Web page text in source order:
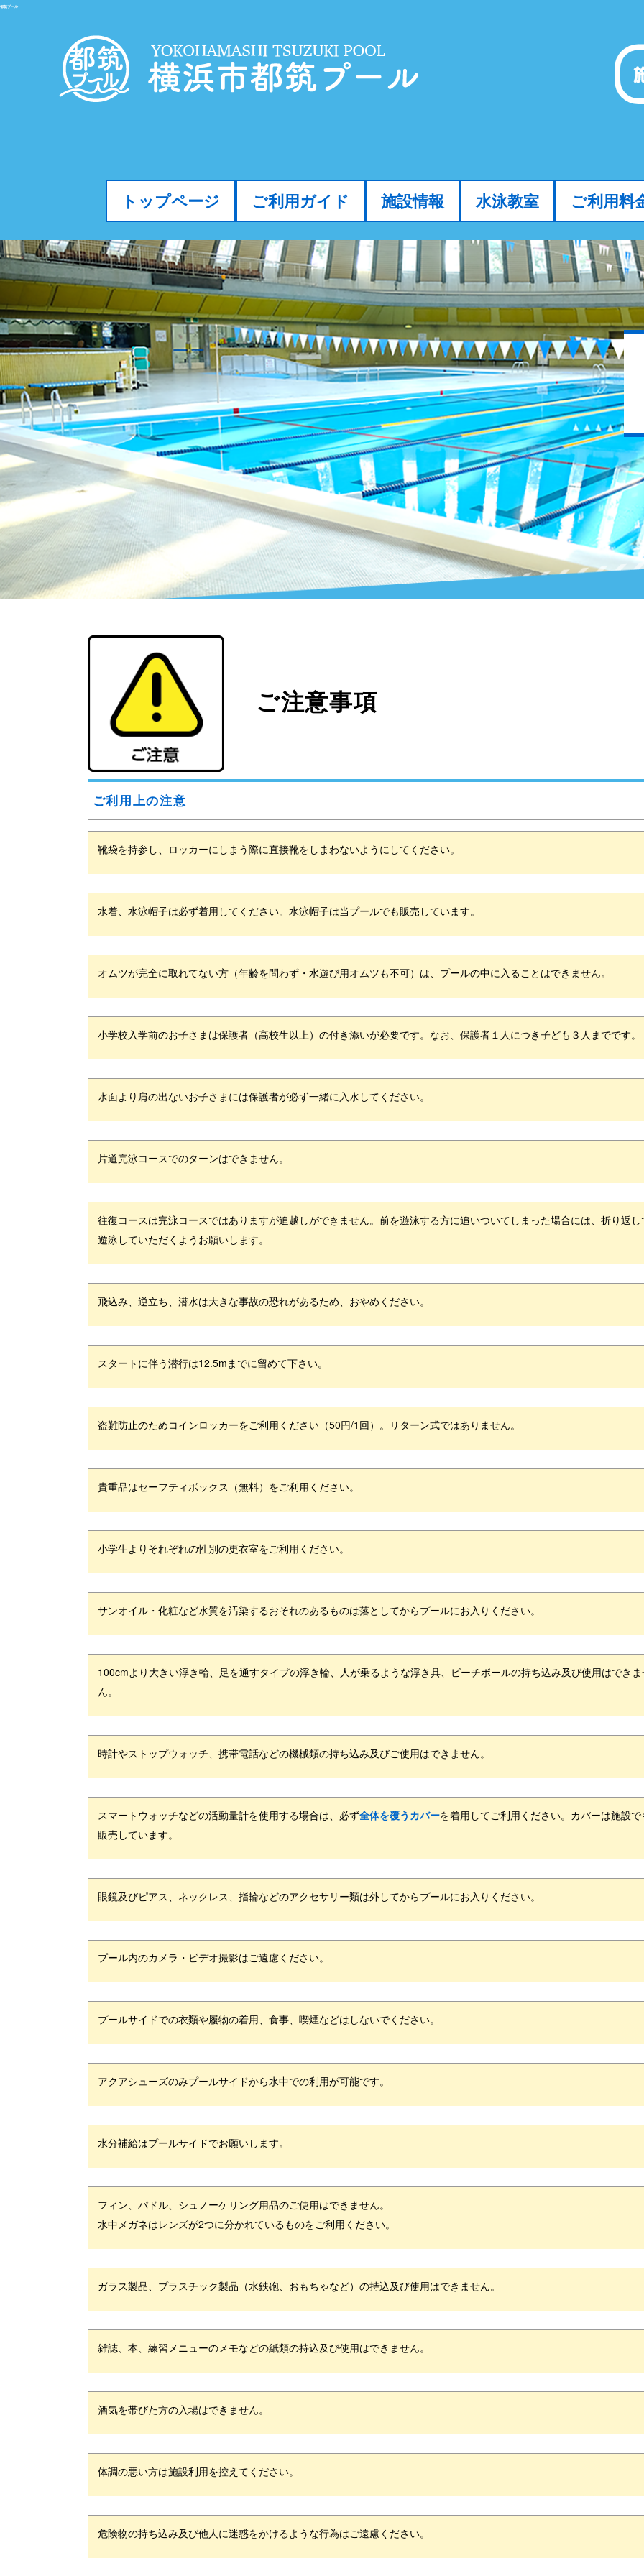
都筑プール
トップページ ご利用ガイド 施設情報 水泳教室 ご利用料
ご注意事項
ご利用上の注意
靴袋を持参し、ロッカーにしまう際に直接靴をしまわないようにしてください。
水着、水泳帽子は必ず着用してください。水泳帽子は当プールでも販売しています。
オムツが完全に取れてない方（年齢を問わず・水遊び用オムツも不可）は、プールの中に入ることはできません。
小学校入学前のお子さまは保護者（高校生以上）の付き添いが必要です。なお、保護者１人につき子ども３人までです。
水面より肩の出ないお子さまには保護者が必ず一緒に入水してください。
片道完泳コースでのターンはできません。
往復コースは完泳コースではありますが追越しができません。前を遊泳する方に追いついてしまった場合には、折り返し
遊泳していただくようお願いします。
飛込み、逆立ち、潜水は大きな事故の恐れがあるため、おやめください。
スタートに伴う潜行は12.5mまでに留めて下さい。
盗難防止のためコインロッカーをご利用ください（50円/1回）。 リターン式ではありません。
貴重品はセーフティボックス（無料）をご利用ください。
小学生よりそれぞれの性別の更衣室をご利用ください。
サンオイル・化粧など水質を汚染するおそれのあるものは落としてからプールにお入りください。
100cmより大きい浮き輪、足を通すタイプの浮き輪、人が乗るような浮き具、ビーチボールの持ち込み及び使用はでき
ん。
時計やストップウォッチ、携帯電話などの機械類の持ち込み及びご使用はできません。
スマートウォッチなどの活動量計を使用する場合は、必ず全体を覆うカバーを着用してご利用ください。 カバーは施設で
販売しています。
眼鏡及びピアス、ネックレス、指輪などのアクセサリー類は外してからプールにお入りください。
プール内のカメラ・ビデオ撮影はご遠慮ください。
プールサイドでの衣類や履物の着用、食事、喫煙などはしないでください。
アクアシューズのみプールサイドから水中での利用が可能です。
水分補給はプールサイドでお願いします。
フィン、パドル、シュノーケリング用品のご使用はできません。
水中メガネはレンズが2つに分かれているものをご利用ください。
ガラス製品、プラスチック製品（水鉄砲、おもちゃなど）の持込及び使用はできません。
雑誌、本、練習メニューのメモなどの紙類の持込及び使用はできません。
酒気を帯びた方の入場はできません。
体調の悪い方は施設利用を控えてください。
危険物の持ち込み及び他人に迷惑をかけるような行為はご遠慮ください。